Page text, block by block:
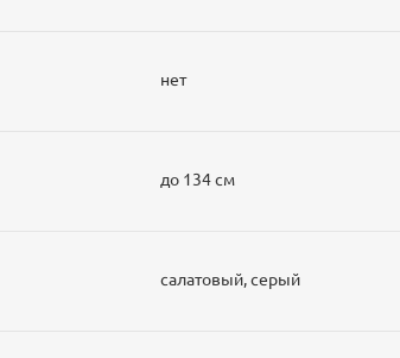
нет
до 134 см
салатовый, серый